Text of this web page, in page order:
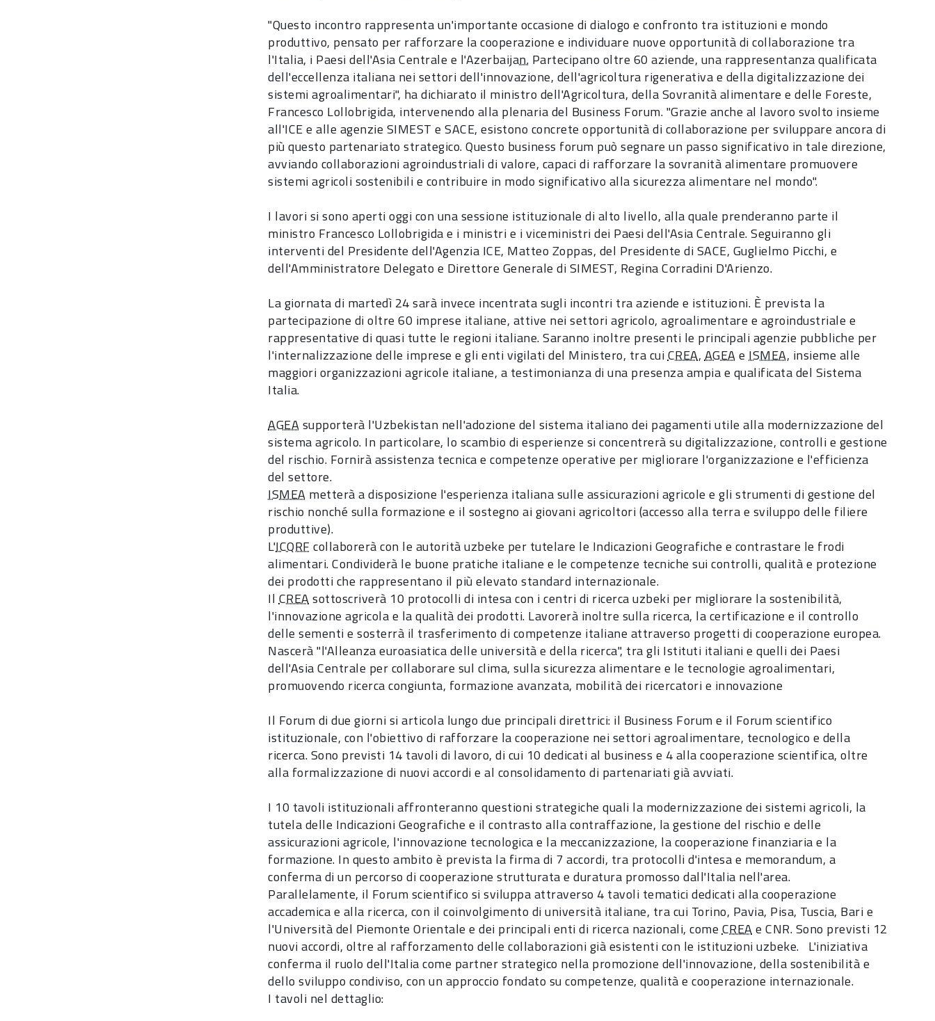
"Questo incontro rappresenta un'importante occasione di dialogo e confronto tra istituzioni e mondo
produttivo, pensato per rafforzare la cooperazione e individuare nuove opportunità di collaborazione tra
l'Italia, i Paesi dell'Asia Centrale e l'Azerbaijan. Partecipano oltre 60 aziende, una rappresentanza qualificata
dell'eccellenza italiana nei settori dell'innovazione, dell'agricoltura rigenerativa e della digitalizzazione dei
sistemi agroalimentari", ha dichiarato il ministro dell'Agricoltura, della Sovranità alimentare e delle Foreste,
Francesco Lollobrigida, intervenendo alla plenaria del Business Forum. "Grazie anche al lavoro svolto insieme
all'ICE e alle agenzie SIMEST e SACE, esistono concrete opportunità di collaborazione per sviluppare ancora di
più questo partenariato strategico. Questo business forum può segnare un passo significativo in tale direzione,
avviando collaborazioni agroindustriali di valore, capaci di rafforzare la sovranità alimentare promuovere
sistemi agricoli sostenibili e contribuire in modo significativo alla sicurezza alimentare nel mondo".
I lavori si sono aperti oggi con una sessione istituzionale di alto livello, alla quale prenderanno parte il
ministro Francesco Lollobrigida e i ministri e i viceministri dei Paesi dell'Asia Centrale. Seguiranno gli
interventi del Presidente dell'Agenzia ICE, Matteo Zoppas, del Presidente di SACE, Guglielmo Picchi, e
dell'Amministratore Delegato e Direttore Generale di SIMEST, Regina Corradini D'Arienzo.
La giornata di martedì 24 sarà invece incentrata sugli incontri tra aziende e istituzioni. È prevista la
partecipazione di oltre 60 imprese italiane, attive nei settori agricolo, agroalimentare e agroindustriale e
rappresentative di quasi tutte le regioni italiane. Saranno inoltre presenti le principali agenzie pubbliche per
l'internalizzazione delle imprese e gli enti vigilati del Ministero, tra cuiCREA,AGEAeISMEA, insieme alle
maggiori organizzazioni agricole italiane, a testimonianza di una presenza ampia e qualificata del Sistema
Italia.
AGEAsupporterà l'Uzbekistan nell'adozione del sistema italiano dei pagamenti utile alla modernizzazione del
sistema agricolo. In particolare, lo scambio di esperienze si concentrerà su digitalizzazione, controlli e gestione
del rischio. Fornirà assistenza tecnica e competenze operative per migliorare l'organizzazione e l'efficienza
del settore.
ISMEA metterà a disposizione l'esperienza italiana sulle assicurazioni agricole e gli strumenti di gestione del
rischio nonché sulla formazione e il sostegno ai giovani agricoltori (accesso alla terra e sviluppo delle filiere
produttive).
L'ICQRFcollaborerà con le autorità uzbeke per tutelare le Indicazioni Geografiche e contrastare le frodi
alimentari. Condividerà le buone pratiche italiane e le competenze tecniche sui controlli, qualità e protezione
dei prodotti che rappresentano il più elevato standard internazionale.
IlCREAsottoscriverà 10 protocolli di intesa con i centri di ricerca uzbeki per migliorare la sostenibilità,
l'innovazione agricola e la qualità dei prodotti. Lavorerà inoltre sulla ricerca, la certificazione e il controllo
delle sementi e sosterrà il trasferimento di competenze italiane attraverso progetti di cooperazione europea.
Nascerà "l'Alleanza euroasiatica delle università e della ricerca", tra gli Istituti italiani e quelli dei Paesi
dell'Asia Centrale per collaborare sul clima, sulla sicurezza alimentare e le tecnologie agroalimentari,
promuovendo ricerca congiunta, formazione avanzata, mobilità dei ricercatori e innovazione
Il Forum di due giorni si articola lungo due principali direttrici: il Business Forum e il Forum scientifico
istituzionale, con l'obiettivo di rafforzare la cooperazione nei settori agroalimentare, tecnologico e della
ricerca. Sono previsti 14 tavoli di lavoro, di cui 10 dedicati al business e 4 alla cooperazione scientifica, oltre
alla formalizzazione di nuovi accordi e al consolidamento di partenariati già avviati.
I 10 tavoli istituzionali affronteranno questioni strategiche quali la modernizzazione dei sistemi agricoli, la
tutela delle Indicazioni Geografiche e il contrasto alla contraffazione, la gestione del rischio e delle
assicurazioni agricole, l'innovazione tecnologica e la meccanizzazione, la cooperazione finanziaria e la
formazione. In questo ambito è prevista la firma di 7 accordi, tra protocolli d'intesa e memorandum, a
conferma di un percorso di cooperazione strutturata e duratura promosso dall'Italia nell'area.
Parallelamente, il Forum scientifico si sviluppa attraverso 4 tavoli tematici dedicati alla cooperazione
accademica e alla ricerca, con il coinvolgimento di università italiane, tra cui Torino, Pavia, Pisa, Tuscia, Bari e
l'Università del Piemonte Orientale e dei principali enti di ricerca nazionali, comeCREAe CNR. Sono previsti 12
nuovi accordi, oltre al rafforzamento delle collaborazioni già esistenti con le istituzioni uzbeke. L'iniziativa
conferma il ruolo dell'Italia come partner strategico nella promozione dell'innovazione, della sostenibilità e
dello sviluppo condiviso, con un approccio fondato su competenze, qualità e cooperazione internazionale.
I tavoli nel dettaglio: